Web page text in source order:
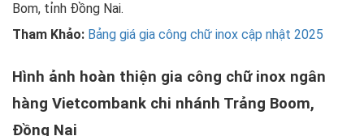
Bom, tỉnh Đồng Nai.
Tham Khảo: Bảng giá gia công chữ inox cập nhật 2025
Hình ảnh hoàn thiện gia công chữ inox ngân
hàng Vietcombank chi nhánh Trảng Boom,
Đồng Nai